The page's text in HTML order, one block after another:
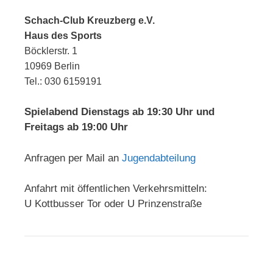
Schach-Club Kreuzberg e.V.
Haus des Sports
Böcklerstr. 1
10969 Berlin
Tel.: 030 6159191
Spielabend Dienstags ab 19:30 Uhr und
Freitags ab 19:00 Uhr
Anfragen per Mail an Jugendabteilung
Anfahrt mit öffentlichen Verkehrsmitteln:
U Kottbusser Tor oder U Prinzenstraße